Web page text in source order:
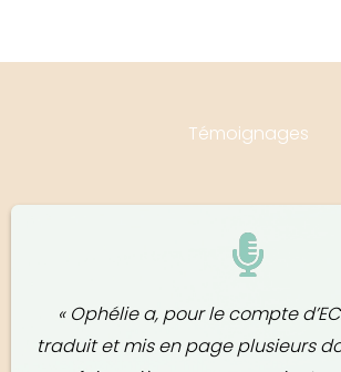
Témoignages
« Ophélie a, pour le compte
traduit et mis en page plusieurs